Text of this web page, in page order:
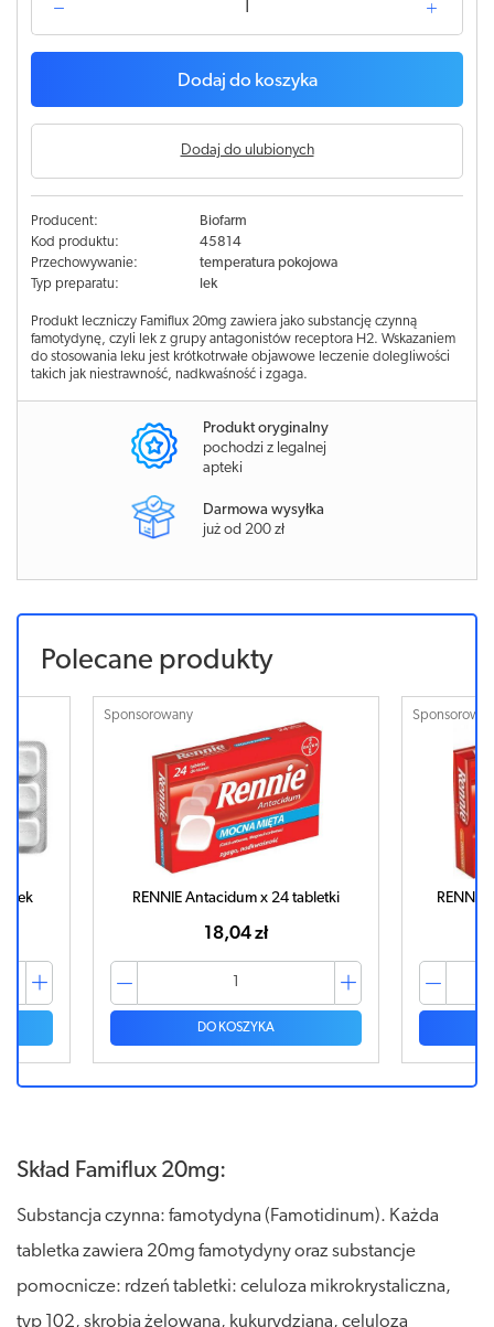
Dodaj do koszyka
Dodaj do ulubionych
Producent:
Biofarm
Kod produktu:
45814
Przechowywanie:
temperatura pokojowa
Typ preparatu:
lek
Produkt leczniczy Famiflux 20mg zawiera jako substancję czynną
famotydynę, czyli lek z grupy antagonistów receptora H2. Wskazaniem
do stosowania leku jest krótkotrwałe objawowe leczenie dolegliwości
takich jak niestrawność, nadkwaśność i zgaga.
Produkt oryginalny
pochodzi z legalnej
apteki
Darmowa wysyłka
już od 200 zł
Polecane produkty
Sponsorowany
RENNIE Fruit x 24 tabl. owocowe
21,24 zł
DO KOSZYKA
ULGIX
Skład Famiflux 20mg:
Substancja czynna: famotydyna (Famotidinum). Każda
tabletka zawiera 20mg famotydyny oraz substancje
pomocnicze: rdzeń tabletki: celuloza mikrokrystaliczna,
typ 102, skrobia żelowana, kukurydziana, celuloza